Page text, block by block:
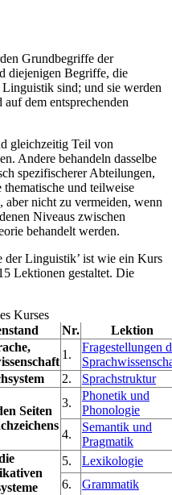
Grundbegriffe der
diejenigen Begriffe, die
sind; und sie werden
dem entsprechenden
gleichzeitig Teil von
Andere behandeln dasselbe
spezifischerer Abteilungen,
und teilweise
nicht zu vermeiden, wenn
Niveaus zwischen
behandelt werden.
der Linguistik’ ist wie ein Kurs
Lektionen gestaltet. Die
Kurses
Nr.
Lektion
1.
Fragestellungen
2. Sprachstruktur
Seiten
3.
Phonetik und
Phonologie
4.
Semantik und
Pragmatik
5.
Lexikologie
6.
Grammatik